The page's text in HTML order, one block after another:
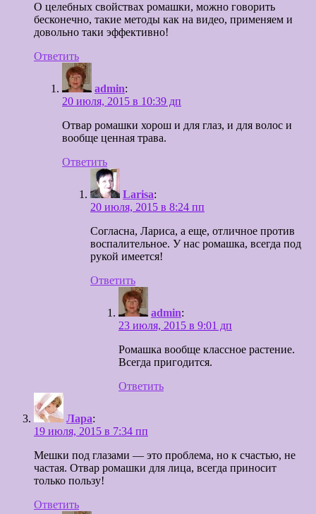
О целебных свойствах ромашки, можно говорить
бесконечно, такие методы как на видео, применяем и
довольно таки эффективно!
Ответить
admin:
20 июля, 2015 в 10:39 дп
Отвар ромашки хорош и для глаз, и для волос и
вообще ценная трава.
Ответить
Larisa:
20 июля, 2015 в 8:24 пп
Согласна, Лариса, а еще, отличное против
воспалительное. У нас ромашка, всегда под
рукой имеется!
Ответить
admin:
23 июля, 2015 в 9:01 дп
Ромашка вообще классное растение.
Всегда пригодится.
Ответить
Лара:
19 июля, 2015 в 7:34 пп
Мешки под глазами — это проблема, но к счастью, не
частая. Отвар ромашки для лица, всегда приносит
только пользу!
Ответить